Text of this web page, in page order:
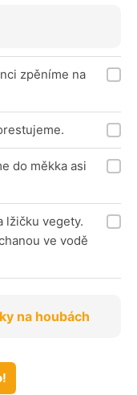
zpěníme na
do měkka asi
lžičku vegety.
ve vodě
na houbách